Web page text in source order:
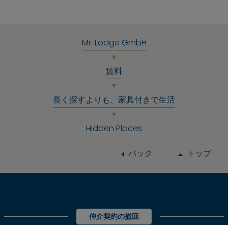
Mr. Lodge GmbH
賃料
長く探すよりも、家具付きで生活
Hidden Places
バック トップ
仲介契約の撤回